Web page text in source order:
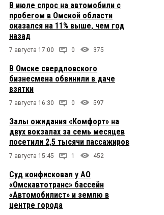
В июле спрос на автомобили с
пробегом в Омской области
оказался на 11% выше, чем год
назад
7 августа 17:00 0 375
В Омске свердловского
бизнесмена обвинили в даче
взятки
7 августа 16:30 0 597
Залы ожидания «Комфорт» на
двух вокзалах за семь месяцев
посетили 2,5 тысячи пассажиров
7 августа 15:45 1 452
Суд конфисковал у АО
«Омскавтотранс» бассейн
«Автомобилист» и землю в
центре города